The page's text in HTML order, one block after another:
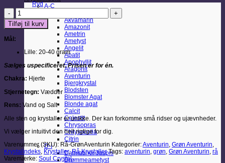
A-C
Akvamarin
Amazonit
Ametrin
Ametyst
Angelit
Apatit
Apophyllit
Aragonit
Aventurin
Bjergkrystal
Blodsten
Blomster Agat
Blonde agat
Calcit
Celestit
Chrysopras
Chrysocolla
Citrin
D-I
Dalmatiner Jaspis
Drømmeametyst
Ryd
Rå
Grøn
Aventurin
Tilføj til kurv
Mål:
Lille: 20-40 gram
Sælges uspecificeret. Prisen er for én.
Chakra: Hjerte
Stjernetegn: Vædder
Rens: Vand og Salt
Alle sten og krystaller er unikke. Der kan forkomme små ridser og ujævnheder.
Vi vælger intuitivt den helt rigtige for dig.
Varenummer (SKU): Rå-GrønAventurin Kategorier:Aventurin, Grøn Aventurin,
Krystalindeks, Krystaller,Rå Krystaller Tags: aventurin, grøn, Grøn Aventurin, rå
Varemærke: Soul Crystal